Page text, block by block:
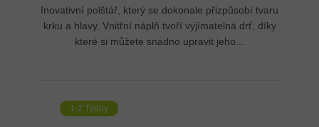
Inovativní polštář, který se dokonale přizpůsobí tvaru
krku a hlavy. Vnitřní náplň tvoří vyjímatelná drť, díky
které si můžete snadno upravit jeho...
1-2 Týdny